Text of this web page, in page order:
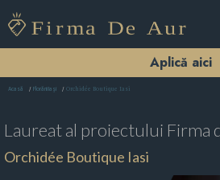
Aplică aici
Acasă Florării Iaşi Orchidée Boutique Iasi
Laureat al proiectului Firma
Orchidée Boutique Iasi